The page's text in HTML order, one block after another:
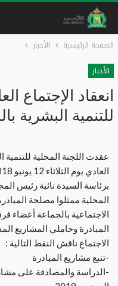
الصفحة الرئيسية
الأخبار
الأخبار
انعقاد الإجتماع
للتنمية البشرية
عقدت اللجنة المحلية للتنمية
برئاسة السيدة نائبة رئيس
المحلية ممثلوا مصلحة
الاجتماعية بالجماعة أعضاء
المبادرة وحاملي المشاريع
الاجتماع ناقش النقط التالية :
-تتبع مشاريع المبادرة
-الدراسة والمصادقة على